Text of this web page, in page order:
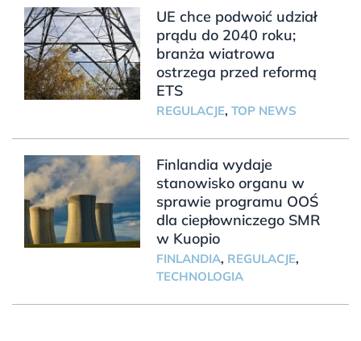
UE chce podwoić udział
prądu do 2040 roku;
branża wiatrowa
ostrzega przed reformą
ETS
REGULACJE, TOP NEWS
Finlandia wydaje
stanowisko organu w
sprawie programu OOŚ
dla ciepłowniczego SMR
w Kuopio
FINLANDIA, REGULACJE,
TECHNOLOGIA